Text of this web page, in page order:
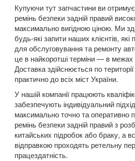
Mondeo Mk5
Mustang V
Mustang VI (S550)
Mustang Mach-E
S-Max Mk1 (CA1)
S-Max Mk2
Transit V
Transit VI (V347/V348)
Купуючи тут запчастини ви
ремінь безпеки задній правий
максимально вигідною ціною. Ми
будь-які запити наших клієнтів,
для обслуговування та ремонту
це в найкоротші терміни — в межах
Доставка здійснюється по території
практично до всіх міст України.
У нашій компанії працюють
забезпечують індивідуальний
максимально точно та оперативно
ремінь безпеки задній правий з
китайських підробок або браку, а
відправкою проходять ретельну
працездатність.